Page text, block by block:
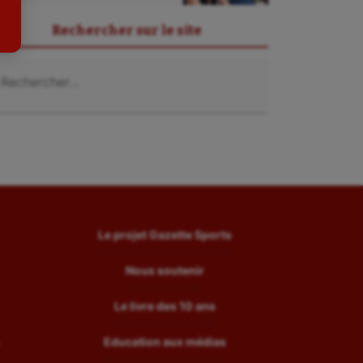
Tir à l'arc
Water-polo
Rechercher sur le site
Le projet Gazette Sports
Nous soutenir
Le livre des 10 ans
Education aux médias